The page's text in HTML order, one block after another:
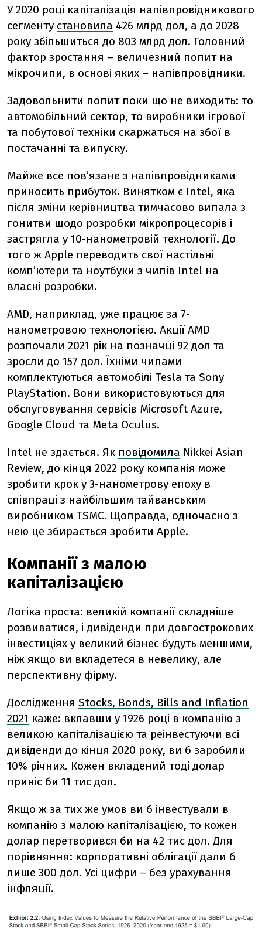
У 2020 році капіталізація напівпровідникового
сегменту становила 426 млрд дол, а до 2028
року збільшиться до 803 млрд дол. Головний
фактор зростання – величезний попит на
мікрочипи, в основі яких – напівпровідники.
Задовольнити попит поки що не виходить: то
автомобільний сектор, то виробники ігрової
та побутової техніки скаржаться на збої в
постачанні та випуску.
Майже все пов’язане з напівпровідниками
приносить прибуток. Винятком є Intel, яка
після зміни керівництва тимчасово випала з
гонитви щодо розробки мікропроцесорів і
застрягла у 10-нанометровій технології. До
того ж Apple переводить свої настільні
комп’ютери та ноутбуки з чипів Intel на
власні розробки.
AMD, наприклад, уже працює за 7-
нанометровою технологією. Акції AMD
розпочали 2021 рік на позначці 92 дол та
зросли до 157 дол. Їхніми чипами
комплектуються автомобілі Tesla та Sony
PlayStation. Вони використовуються для
обслуговування сервісів Microsoft Azure,
Google Cloud та Meta Oculus.
Intel не здається. Як повідомила Nikkei Asian
Review, до кінця 2022 року компанія може
зробити крок у 3-нанометрову епоху в
співпраці з найбільшим тайванським
виробником TSMC. Щоправда, одночасно з
нею це збирається зробити Apple.
Компанії з малою
капіталізацією
Логіка проста: великій компанії складніше
розвиватися, і дивіденди при довгострокових
інвестиціях у великий бізнес будуть меншими,
ніж якщо ви вкладетеся в невелику, але
перспективну фірму.
Дослідження Stocks, Bonds, Bills and Inflation
2021 каже: вклавши у 1926 році в компанію з
великою капіталізацією та реінвестуючи всі
дивіденди до кінця 2020 року, ви б заробили
10% річних. Кожен вкладений тоді долар
приніс би 11 тис дол.
Якщо ж за тих же умов ви б інвестували в
компанію з малою капіталізацією, то кожен
долар перетворився би на 42 тис дол. Для
порівняння: корпоративні облігації дали б
лише 300 дол. Усі цифри – без урахування
інфляції.